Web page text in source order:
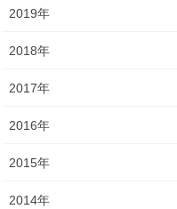
2019年
2018年
2017年
2016年
2015年
2014年